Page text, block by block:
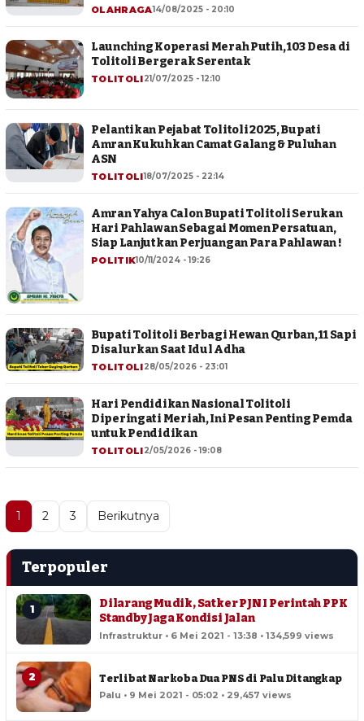
OLAHRAGA14/08/2025 - 20:10
Launching Koperasi Merah Putih, 103 Desa di
Tolitoli Bergerak Serentak
TOLITOLI21/07/2025 - 12:10
Pelantikan Pejabat Tolitoli 2025, Bupati
Amran Kukuhkan Camat Galang & Puluhan
ASN
TOLITOLI18/07/2025 - 22:14
Amran Yahya Calon Bupati Tolitoli Serukan
Hari Pahlawan Sebagai Momen Persatuan,
Siap Lanjutkan Perjuangan Para Pahlawan !
POLITIK10/11/2024 - 19:26
Bupati Tolitoli Berbagi Hewan Qurban, 11 Sapi
Disalurkan Saat Idul Adha
TOLITOLI28/05/2026 - 23:01
Hari Pendidikan Nasional Tolitoli
Diperingati Meriah, Ini Pesan Penting Pemda
untuk Pendidikan
TOLITOLI2/05/2026 - 19:08
1 2 3 Berikutnya
Terpopuler
1
Dilarang Mudik, Satker PJN I Perintah PPK
Standby Jaga Kondisi Jalan
Infrastruktur • 6 Mei 2021 - 13:38 • 134,599 views
2 Terlibat Narkoba Dua PNS di Palu Ditangkap
Palu • 9 Mei 2021 - 05:02 • 29,457 views